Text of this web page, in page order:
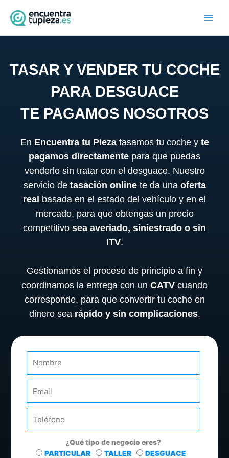
contenido
TASAR Y VENDER TU COCHE
PARA DESGUACE
TE PAGAMOS NOSOTROS
En Encuentra tu Piezatasamos tu coche y te
pagamos directamente para que puedas
venderlo sin tratar con el desguace. Nuestro
servicio de tasación onlinete da una oferta
real basada en el estado del vehículo y en el
mercado, para que obtengas un precio
competitivo sea averiado, siniestrado o sin
ITV.
Gestionamos el proceso de principio a fin y
coordinamos la entrega con un CATV cuando
corresponde, para que convertir tu coche en
dinero sea rápido y sin complicaciones.
m
r
a
l
¿Qué tipo de negocio eres?
PARTICULAR TALLER
DESGUACE